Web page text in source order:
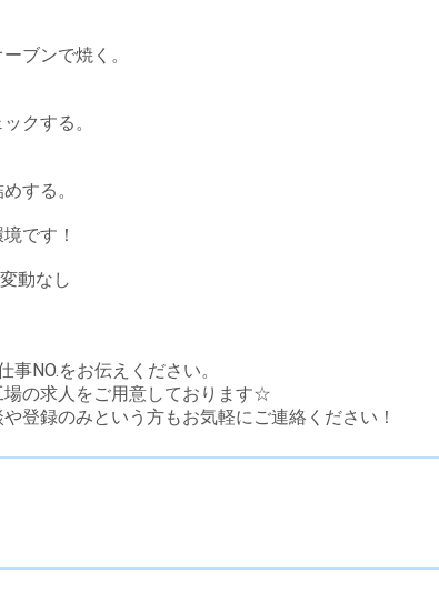
ブンで焼く。
クする。
する。
です！
動なし
NO.をお伝えください。
の求人をご用意しております☆
登録のみという方もお気軽にご連絡ください！